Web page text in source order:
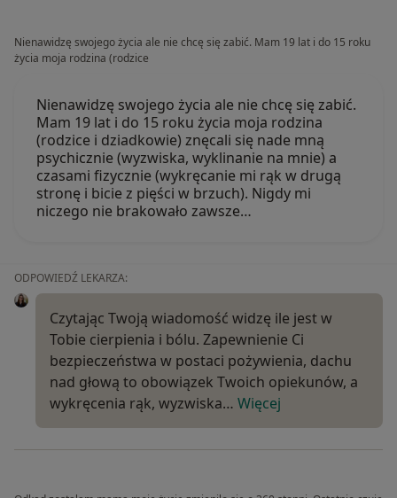
Nienawidzę swojego życia ale nie chcę się zabić. Mam 19 lat i do 15 roku
życia moja rodzina (rodzice
Nienawidzę swojego życia ale nie chcę się zabić.
Mam 19 lat i do 15 roku życia moja rodzina
(rodzice i dziadkowie) znęcali się nade mną
psychicznie (wyzwiska, wyklinanie na mnie) a
czasami fizycznie (wykręcanie mi rąk w drugą
stronę i bicie z pięści w brzuch). Nigdy mi
niczego nie brakowało zawsze…
ODPOWIEDŹ LEKARZA:
Czytając Twoją wiadomość widzę ile jest w
Tobie cierpienia i bólu. Zapewnienie Ci
bezpieczeństwa w postaci pożywienia, dachu
nad głową to obowiązek Twoich opiekunów, a
wykręcenia rąk, wyzwiska… Więcej